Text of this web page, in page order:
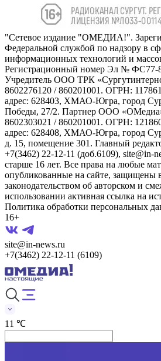
"Сетевое издание "ОМЕДИА!".
Федеральной службой по надзору в
информационных технологий и
Регистрационный номер Эл № ФС77-
Учредитель ООО ТРК
8602276120 / 860201001. ОГРН:
адрес: 628403, ХМАО-Югра, город
Победы, 27/2. Партнер ООО
8602303021 / 860201001. ОГРН:
адрес: 628408, ХМАО-Югра, город
д. 15, помещение 301. Главный
+7(3462) 22-12-11 (доб.6109), site@in-
старше 16 лет. Все права на любые
опубликованные на сайте, защищены
законодательством об авторском и
использовании активная ссылка на
Политика обработки персональных
16+
site@in-news.ru
+7(3462) 22-12-11 (6109)
11 ℃